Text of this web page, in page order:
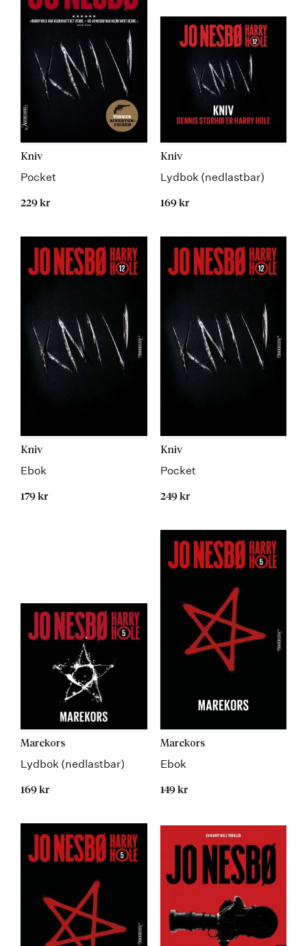
Kniv
Pocket
229 kr
Kniv
Lydbok (nedlastbar)
169 kr
Kniv
Ebok
179 kr
Kniv
Pocket
249 kr
Marekors
Lydbok (nedlastbar)
169 kr
Marekors
Ebok
149 kr